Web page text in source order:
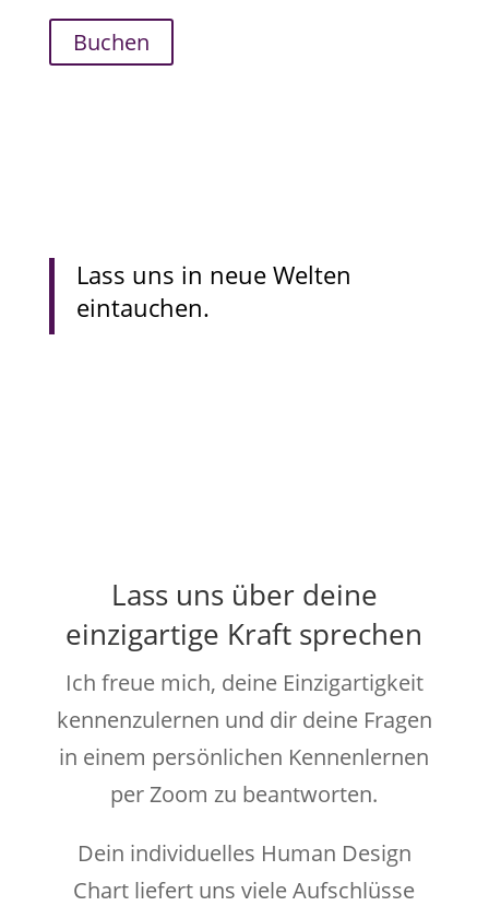
Buchen
Lass uns in neue Welten
eintauchen.
Lass uns über deine
einzigartige Kraft sprechen
Ich freue mich, deine Einzigartigkeit
kennenzulernen und dir deine Fragen
in einem persönlichen Kennenlernen
per Zoom zu beantworten.
Dein individuelles Human Design
Chart liefert uns viele Aufschlüsse